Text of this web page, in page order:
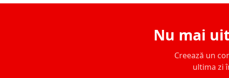
Nu mai
Creează un
ultima zi